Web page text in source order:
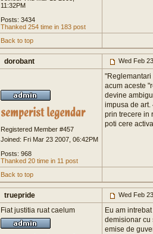
11:32PM
Posts: 3434
Thanked 254 time in 183 post
Back to top
dorobant Wed Feb
Registered Member #457
Joined: Fri Mar 23 2007, 06:42PM
Posts: 968
Thanked 20 time in 11 post
"Reglemantari
acum aceste
devine
impusa de art.
prin trecere in
poti cere
Back to top
truepride Wed Feb
Fiat justitia ruat caelum
Eu am
demisionar cu
emise de